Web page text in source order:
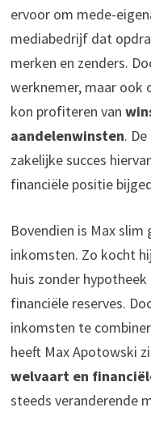
ervoor om mede-
mediabedrijf dat
merken en zenders.
werknemer, maar ook
kon profiteren van
aandelenwinsten.
zakelijke succes
financiële positie
Bovendien is Max
inkomsten. Zo kocht
huis zonder
financiële reserves.
inkomsten te
heeft Max Apotowski
welvaart en
steeds veranderende